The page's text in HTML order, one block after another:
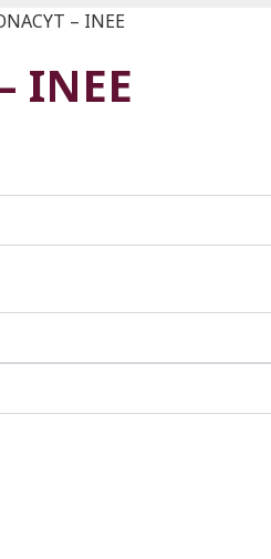
– INEE
INEE